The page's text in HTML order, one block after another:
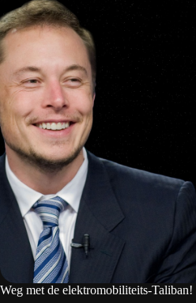
Weg met de elektromobiliteits-Taliban!